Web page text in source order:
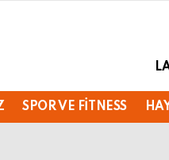
SPOR VE FITNESS